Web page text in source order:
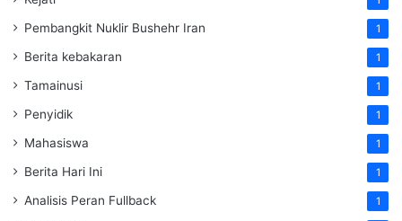
Pembangkit Nuklir Bushehr Iran 1
Berita kebakaran 1
Tamainusi 1
Penyidik 1
Mahasiswa 1
Berita Hari Ini 1
Analisis Peran Fullback 1